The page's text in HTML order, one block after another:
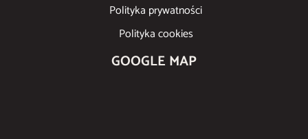
Polityka prywatności
Polityka cookies
GOOGLE MAP